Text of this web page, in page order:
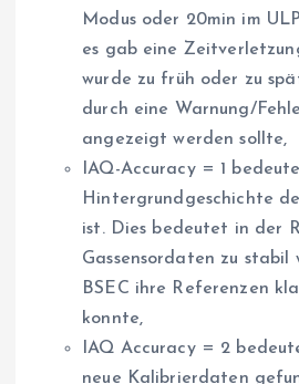
Modus oder 20min im
es gab eine
wurde zu früh oder zu
durch eine Warnung/
angezeigt werden sollte,
IAQ-Accuracy = 1
Hintergrundgeschichte
ist. Dies bedeutet in der
Gassensordaten zu stabil
BSEC ihre Referenzen
konnte,
IAQ Accuracy = 2
neue Kalibrierdaten